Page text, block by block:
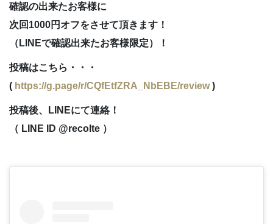
確認の出来たお客様に
次回1000円オフをさせて頂きます！
（LINEで確認出来たお客様限定）！
投稿はこちら・・・
( https://g.page/r/CQfEtfZRA_NbEBE/review)
投稿後、LINEにて連絡！
（ LINE ID @recolte ）